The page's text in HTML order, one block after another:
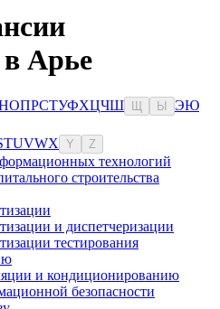
Арье
ОПРСТУФХЦЧШ Ы ЭЮ
TUVWX Y Z
технологий
строительства
и диспетчеризации
тестирования
и кондиционированию
безопасности